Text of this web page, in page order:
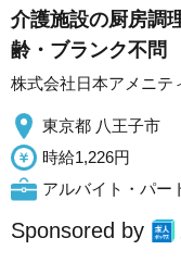
介護施設の厨房調
齢・ブランク不問
株式会社日本アメニテ
東京都 八王子市
時給1,226円
アルバイト・パー
Sponsored by